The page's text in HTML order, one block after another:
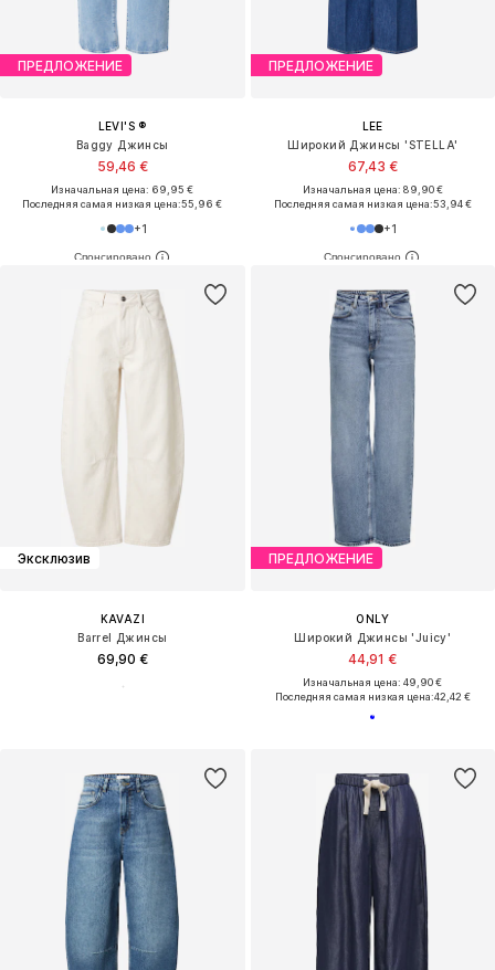
ПРЕДЛОЖЕНИЕ
LEVI'S ®
Baggy Джинсы
59,46 €
Изначальная цена: 69,95 €
Последняя самая низкая цена:55,96 €
+1
ПРЕДЛОЖЕНИЕ
LEE
Широкий Джинсы 'STELLA'
67,43 €
Изначальная цена: 89,90 €
Последняя самая низкая цена:53,94 €
+1
Эксклюзив
KAVAZI
Barrel Джинсы
69,90 €
ПРЕДЛОЖЕНИЕ
ONLY
Широкий Джинсы 'Juicy'
44,91 €
Изначальная цена: 49,90 €
Последняя самая низкая цена:42,42 €